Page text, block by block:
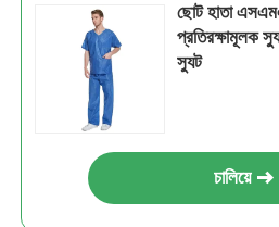
ছোট হাতা
প্রতিরক্ষামূলক
স্যুট
চালিয়ে